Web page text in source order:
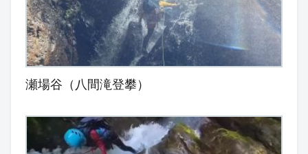
瀬場谷（八間滝登攀）